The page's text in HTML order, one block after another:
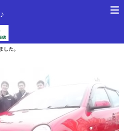
た。